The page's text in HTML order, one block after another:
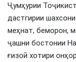
Ҷумҳурии
дастгирии
меҳнат, беморон,
ҷашни бостонии
ғизоӣ хотири